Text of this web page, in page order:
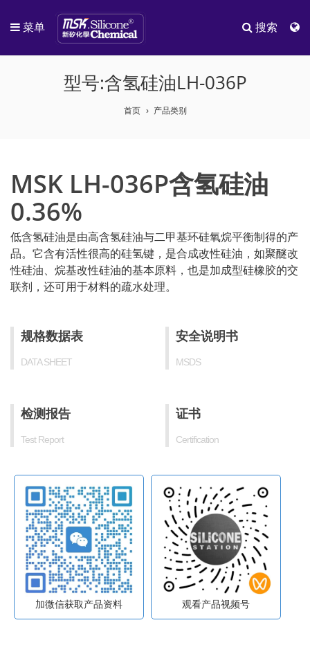
菜单 搜索
型号:含氢硅油LH-036P
首页 产品类别
MSK LH-036P含氢硅油
0.36%
低含氢硅油是由高含氢硅油与二甲基环硅氧烷平衡制得的产
品。它含有活性很高的硅氢键，是合成改性硅油，如聚醚改
性硅油、烷基改性硅油的基本原料，也是加成型硅橡胶的交
联剂，还可用于材料的疏水处理。
规格数据表
DATA SHEET
安全说明书
MSDS
检测报告
Test Report
证书
Certification
加微信获取产品资料 观看产品视频号